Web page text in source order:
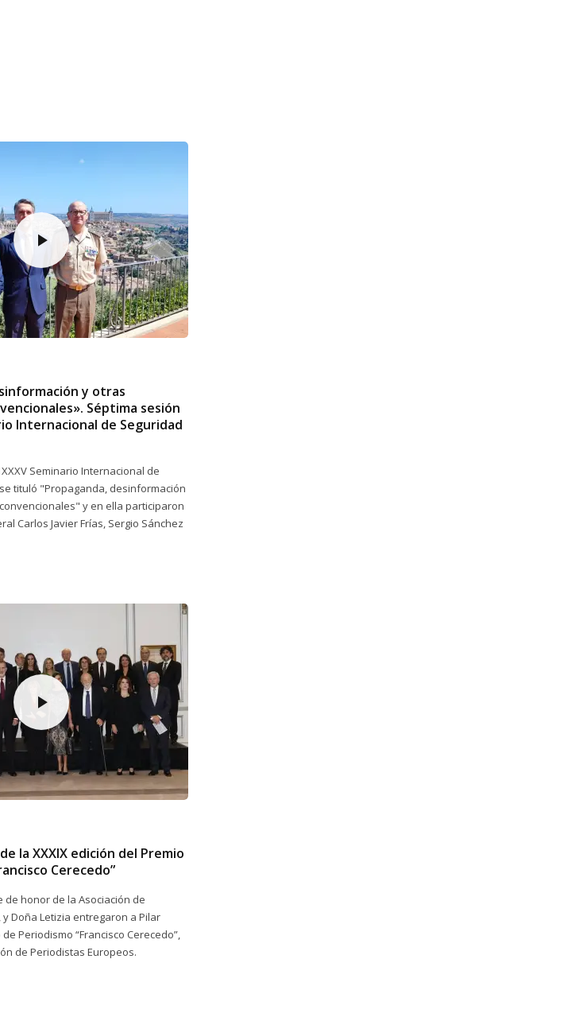
y otras
Séptima sesión
Internacional de Seguridad
Seminario Internacional de
tituló "Propaganda, desinformación
y en ella participaron
Carlos Javier Frías, Sergio Sánchez
la XXXIX edición del Premio
Cerecedo”
de honor de la Asociación de
Doña Letizia entregaron a Pilar
Periodismo “Francisco Cerecedo”,
de Periodistas Europeos.